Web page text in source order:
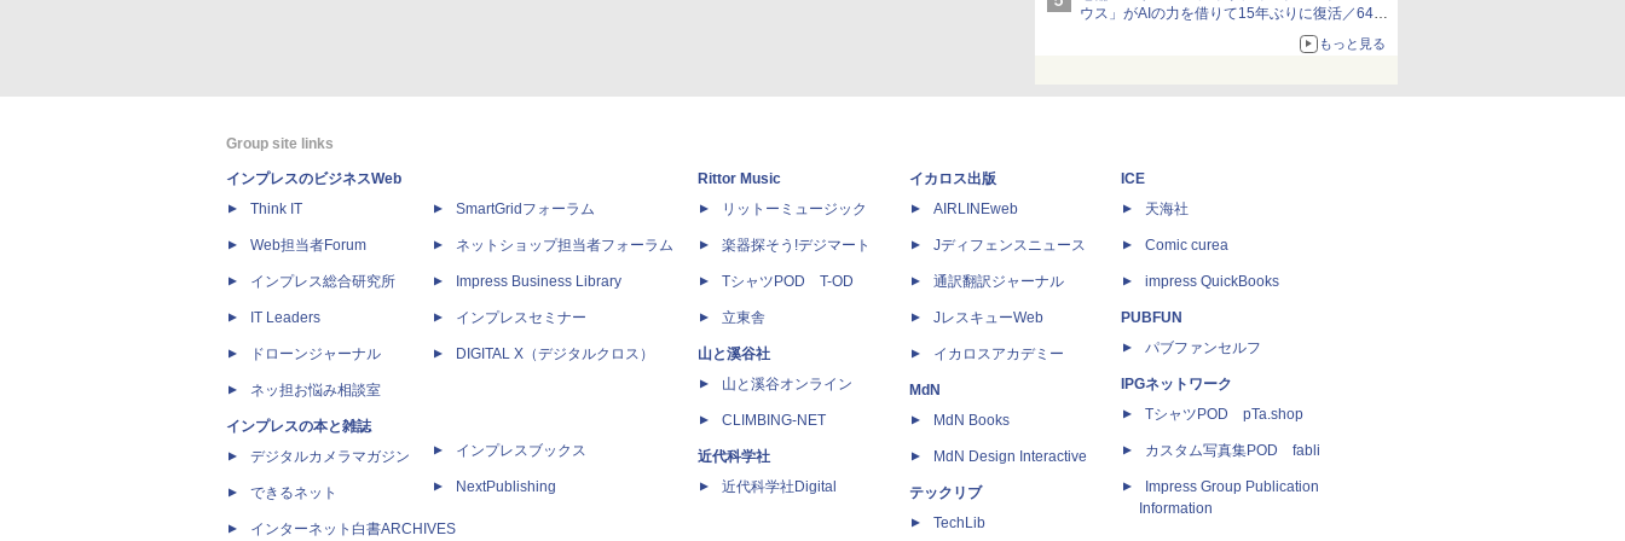
ウス」がAIの力を借りて15年ぶりに復活／64bit
化、Windows 10/11、「Chrome」も走り回
る。復活記念で2026年末まで500円
もっと見る
Group site links
インプレスのビジネスWeb
Think IT
Web担当者Forum
インプレス総合研究所
IT Leaders
ドローンジャーナル
ネッ担お悩み相談室
インプレスの本と雑誌
デジタルカメラマガジン
できるネット
インターネット白書ARCHIVES
SmartGridフォーラム
ネットショップ担当者フォーラム
Impress Business Library
インプレスセミナー
DIGITAL X（デジタルクロス）
インプレスブックス
NextPublishing
Rittor Music
リットーミュージック
楽器探そう!デジマート
TシャツPOD T-OD
立東舎
山と溪谷社
山と溪谷オンライン
CLIMBING-NET
近代科学社
近代科学社Digital
イカロス出版
AIRLINEweb
Jディフェンスニュース
通訳翻訳ジャーナル
JレスキューWeb
イカロスアカデミー
MdN
MdN Books
MdN Design Interactive
テックリブ
TechLib
ICE
天海社
Comic curea
impress QuickBooks
PUBFUN
パブファンセルフ
IPGネットワーク
TシャツPOD pTa.shop
カスタム写真集POD fabli
Impress Group Publication
Information